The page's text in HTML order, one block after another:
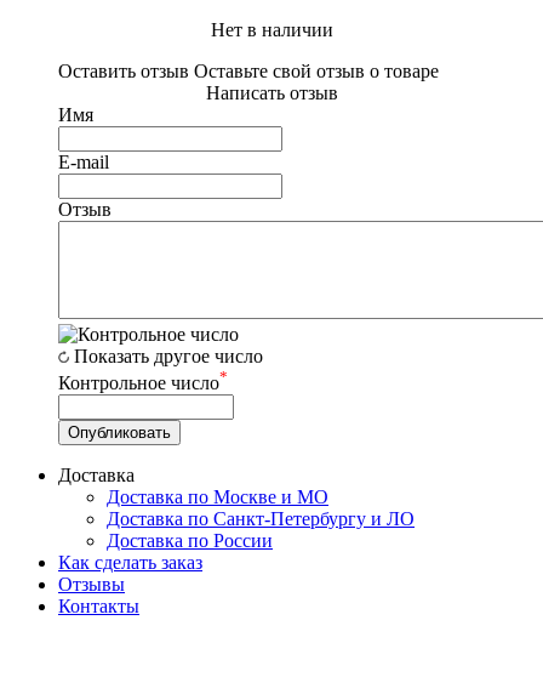
Нет в наличии
Оставить отзыв Оставьте свой отзыв о товаре
Написать отзыв
Имя
E-mail
Отзыв
Показать другое число
Контрольное число*
Доставка
Доставка по Москве и МО
Доставка по Санкт-Петербургу и ЛО
Доставка по России
Как сделать заказ
Отзывы
Контакты